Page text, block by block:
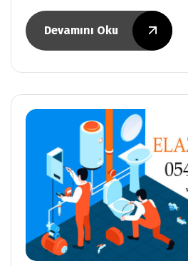
Devamını Oku